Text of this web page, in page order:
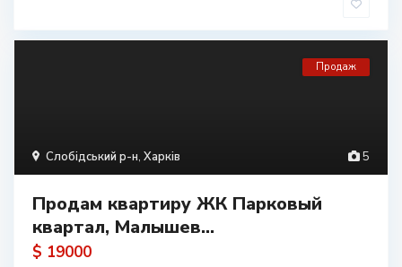
5
Слобідський р-н, Харків
Продаж
Продам квартиру ЖК Парковый
квартал, Малышев...
$ 19000